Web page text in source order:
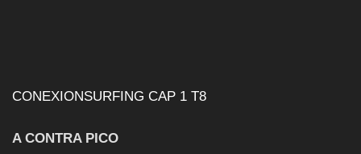
CONEXIONSURFING CAP 1 T8
A CONTRA PICO